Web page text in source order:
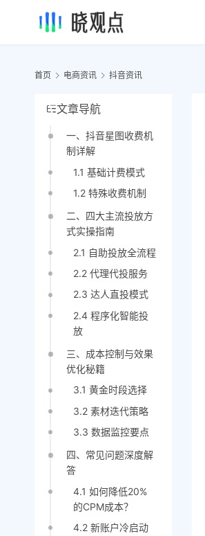
首页 电商资讯 抖音资讯
文章导航
一、抖音星图收费机
制详解
1.1 基础计费模式
1.2 特殊收费机制
二、四大主流投放方
式实操指南
2.1 自助投放全流程
2.2 代理代投服务
2.3 达人直投模式
2.4 程序化智能投
放
三、成本控制与效果
优化秘籍
3.1 黄金时段选择
3.2 素材迭代策略
3.3 数据监控要点
四、常见问题深度解
答
4.1 如何降低20%
的CPM成本？
4.2 新账户冷启动